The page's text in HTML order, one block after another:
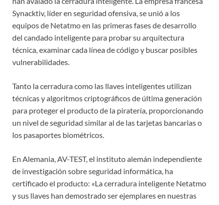
Synacktiv, líder en seguridad ofensiva, se unió a los
equipos de Netatmo en las primeras fases de desarrollo
del candado inteligente para probar su arquitectura
técnica, examinar cada línea de código y buscar posibles
vulnerabilidades.
Tanto la cerradura como las llaves inteligentes utilizan
técnicas y algoritmos criptográficos de última generación
para proteger el producto de la piratería, proporcionando
un nivel de seguridad similar al de las tarjetas bancarias o
los pasaportes biométricos.
En Alemania, AV-TEST, el instituto alemán independiente
de investigación sobre seguridad informática, ha
certificado el producto: «La cerradura inteligente Netatmo
y sus llaves han demostrado ser ejemplares en nuestras